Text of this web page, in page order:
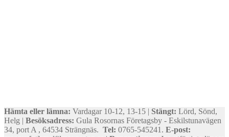
Hämta eller lämna: Vardagar 10-12, 13-15 | Stängt: Lörd, Sönd,
Helg | Besöksadress: Gula Rosornas Företagsby - Eskilstunavägen
34, port A , 64534 Strängnäs. Tel: 0765-545241. E-post: